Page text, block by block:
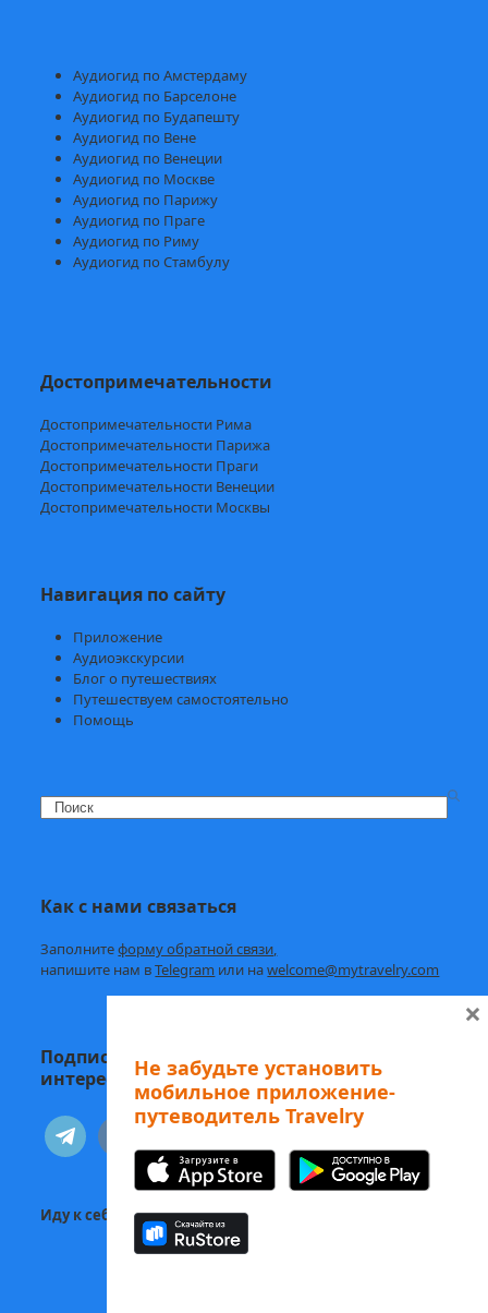
Аудиогид по Амстердаму
Аудиогид по Барселоне
Аудиогид по Будапешту
Аудиогид по Вене
Аудиогид по Венеции
Аудиогид по Москве
Аудиогид по Парижу
Аудиогид по Праге
Аудиогид по Риму
Аудиогид по Стамбулу
Достопримечательности
Достопримечательности Рима
Достопримечательности Парижа
Достопримечательности Праги
Достопримечательности Венеции
Достопримечательности Москвы
Навигация по сайту
Приложение
Аудиоэкскурсии
Блог о путешествиях
Путешествуем самостоятельно
Помощь
Search
Как с нами связаться
Заполнитеформу обратной связи,
напишите нам вTelegram или наwelcome@mytravelry.com
Подписывайтесь на Travelry — с нами
интересно и полезно!
telegramvkontakte
Иду к себе: Статьи о психологии и саморазвитии
Не забудьте установить
мобильное приложение-
путеводитель Travelry
×